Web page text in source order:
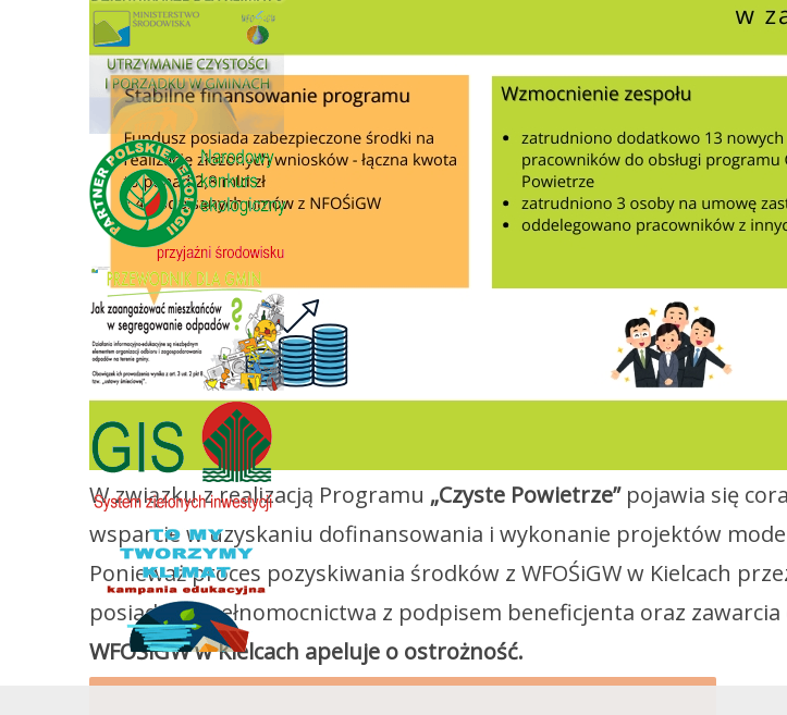
W związku z realizacją Programu „Czyste Powietrze”pojawia się
wsparcie w uzyskaniu dofinansowania i wykonanie projektów
Ponieważ proces pozyskiwania środków z WFOŚiGW w Kielcach
posiadania pełnomocnictwa z podpisem beneficjenta oraz
WFOŚiGW w Kielcach apeluje o ostrożność.